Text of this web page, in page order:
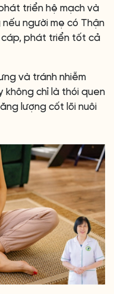
triển hệ mạch và
người mẹ có Thận
cáp, phát triển tốt cả
và tránh nhiễm
không chỉ là thói quen
lượng cốt lõi nuôi